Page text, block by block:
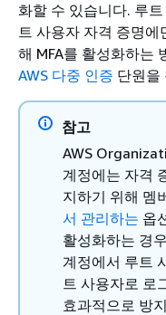
화할 수 있습니다. 루
트 사용자 자격 증명에
해 MFA를 활성화하는
AWS 다중 인증 단원을
참고
AWS
계정에는 자격
지하기 위해 멤
서 관리하는 옵
활성화하는 경
계정에서 루트
트 사용자로 로
효과적으로 방